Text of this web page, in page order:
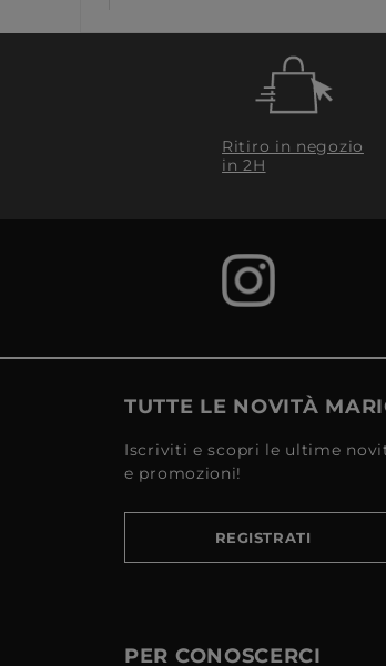
Ritiro in negozio
in 2H
TUTTE LE NOVITÀ
Iscriviti e scopri le ultime
e promozioni!
REGISTRATI
PER CONOSCERCI